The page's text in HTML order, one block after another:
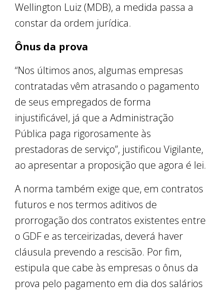
Wellington Luiz (MDB), a medida passa a
constar da ordem jurídica.
Ônus da prova
“Nos últimos anos, algumas empresas
contratadas vêm atrasando o pagamento
de seus empregados de forma
injustificável, já que a Administração
Pública paga rigorosamente às
prestadoras de serviço”, justificou Vigilante,
ao apresentar a proposição que agora é lei.
A norma também exige que, em contratos
futuros e nos termos aditivos de
prorrogação dos contratos existentes entre
o GDF e as terceirizadas, deverá haver
cláusula prevendo a rescisão. Por fim,
estipula que cabe às empresas o ônus da
prova pelo pagamento em dia dos salários